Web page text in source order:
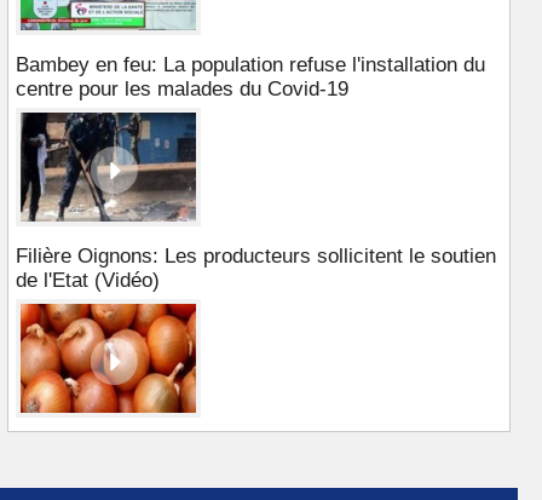
Bambey en feu: La population refuse l'installation du
centre pour les malades du Covid-19
Filière Oignons: Les producteurs sollicitent le soutien
de l'Etat (Vidéo)